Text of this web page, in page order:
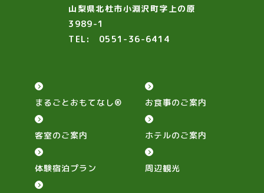
山梨県北杜市小淵沢町字上の原
3989-1
TEL:
0551-36-6414
まるごとおもてなし® お食事のご案内
客室のご案内 ホテルのご案内
体験宿泊プラン 周辺観光